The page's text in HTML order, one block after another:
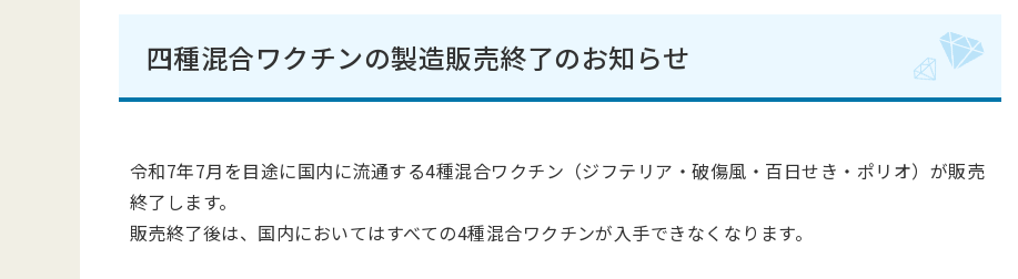
四種混合ワクチンの製造販売終了のお知らせ
令和7年7月を目途に国内に流通する4種混合ワクチン（ジフテリア・破傷風・百日せき・ポリオ）が販売
終了します。
販売終了後は、国内においてはすべての4種混合ワクチンが入手できなくなります。